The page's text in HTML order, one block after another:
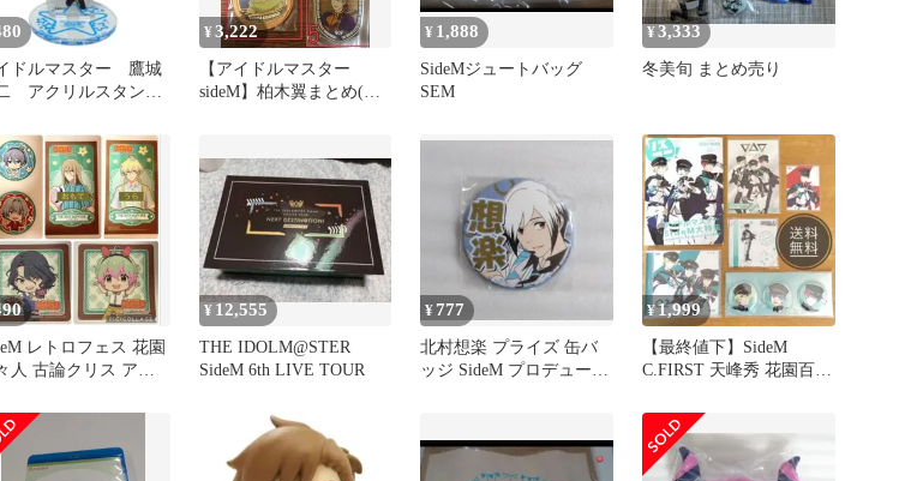
ドルマスター 鷹城
アクリルスタンド
イトカフェ
¥3,222
【アイドルマスター
sideM】柏木翼まとめ(バ
¥ 1,888
SideMジュートバッグ
SEM
¥3,333
冬美旬 まとめ売り
レトロフェス 花園
人 古論クリス アス
¥ 12,555
THE IDOLM@STER
SideM 6th LIVE TOUR
¥ 777
北村想楽 プライズ 缶バ
ッジ SideM プロデューサ
¥1,999
【最終値下】SideM
C.FIRST 天峰秀 花園百々